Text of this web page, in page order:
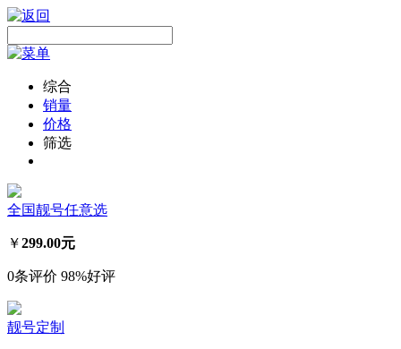
综合
销量
价格
筛选
全国靓号任意选
￥299.00元
0条评价 98%好评
靓号定制